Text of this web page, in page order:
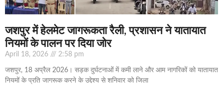
जशपुर में हेलमेट जागरूकता रैली, प्रशासन ने यातायात
नियमों के पालन पर दिया जोर
April 18, 2026 2:58 pm
जशपुर, 18 अप्रैल 2026। सड़क दुर्घटनाओं में कमी लाने और आम नागरिकों को यातायात
नियमों के प्रति जागरूक करने के उद्देश्य से शनिवार को जिला